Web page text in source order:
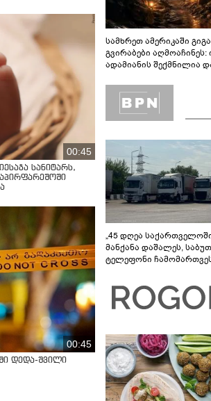
00:45
სანიტარს,
00:45
დედა-შვილი
სამხრეთ ამერიკაში
გვირაბები აღმოაჩინეს:
ადამიანის შექმნილია
ლაბირინთები?
„45 დღეა
მანქანა დაშალეს,
ტელეფონი
გავლას ვერ ახერხებენ